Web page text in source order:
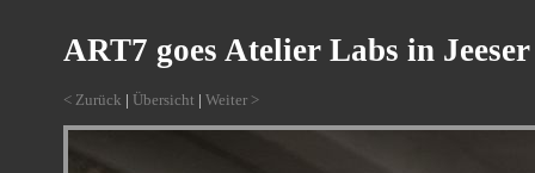
ART7 goes Atelier Labs in Jeeser
< Zurück | Übersicht |Weiter >